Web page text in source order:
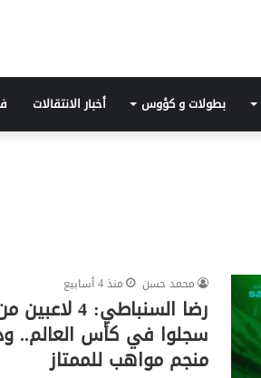
بطولات و كؤوس أخبار الانتقالات
محمد حسن منذ 4 أسابيع
رضا السنباطي:
سجلوا في كأس العالم..
منجم مواهب للممتاز